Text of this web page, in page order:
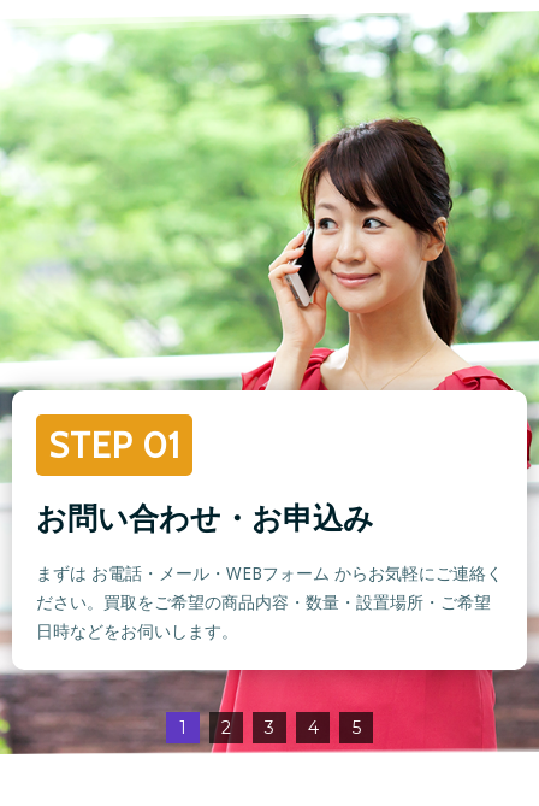
STEP 01
お問い合わせ・お申込み
まずは お電話・メール・WEBフォーム からお気軽にご連絡く
ださい。買取をご希望の商品内容・数量・設置場所・ご希望
日時などをお伺いします。
1 2 3 4 5